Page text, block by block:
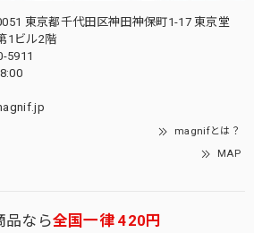
東京都千代田区神田神保町1-17 東京堂
1ビル2階
5911
magnifとは？
MAP
品なら全国一律 420円